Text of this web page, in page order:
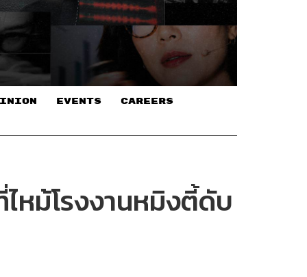
EVENTS CAREERS
ไหม้โรงงานหมิงตี้ดับ